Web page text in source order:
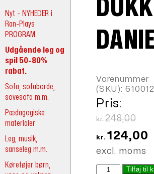
Nyt - NYHEDER i
Ran-Plays
PROGRAM.
Udgående leg og
spil 50-80%
rabat.
Sofa, sofaborde,
sovesofa m.m.
Pædagogiske
materialer
Leg, musik,
sanseleg m.m.
Køretøjer børn,
Varenummer
(SKU):
Pris:
kr. 248,00Den
kr. 124,00
excl. moms
Dukke
Tilføj til